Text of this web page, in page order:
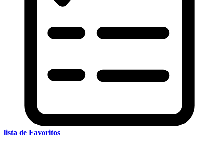
lista de Favoritos